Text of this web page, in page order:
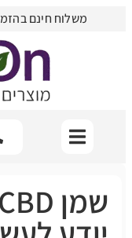
משלוח חינם בהזמנה מעל 260 ש"ח